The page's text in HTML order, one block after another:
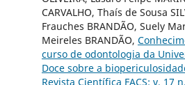
CARVALHO, Thaís de Sousa
Frauches BRANDÃO, Suely
Meireles BRANDÃO,
curso de odontologia da
Doce sobre a
Revista Científica FACS: v. 17